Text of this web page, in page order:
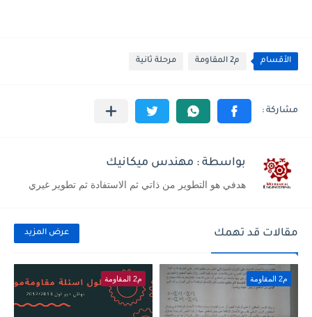
الأقسام م2 المقاومة مرحلة ثانية
بواسطة : مهندس ميكانيك
هدفي هو التطوير من ذاتي ثم الاستفادة ثم تطوير غيري
مقالات قد تهمك عرض المزيد
م2 المقاومة م2 المقاومة